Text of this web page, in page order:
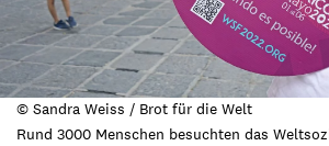
© Sandra Weiss / Brot für die Welt
Rund 3000 Menschen besuchten das